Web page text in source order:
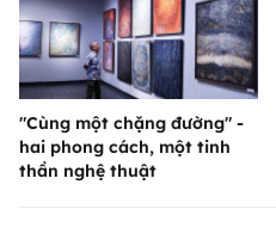
"Cùng một chặng đường" -
hai phong cách, một tinh
thần nghệ thuật